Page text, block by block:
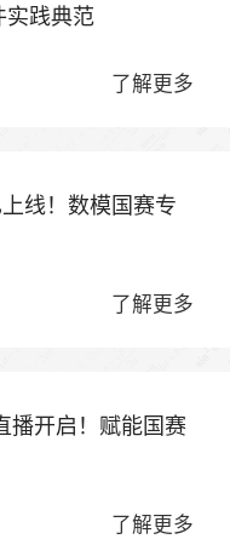
实践典范
了解更多
线！数模国赛专
了解更多
播开启！赋能国赛
了解更多